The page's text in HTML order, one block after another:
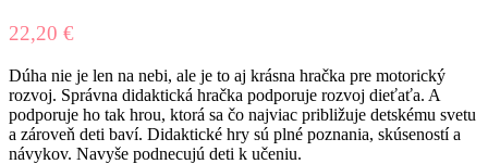
22,20 €
Dúha nie je len na nebi, ale je to aj krásna hračka pre motorický
rozvoj. Správna didaktická hračka podporuje rozvoj dieťaťa. A
podporuje ho tak hrou, ktorá sa čo najviac približuje detskému svetu
a zároveň deti baví. Didaktické hry sú plné poznania, skúseností a
návykov. Navyše podnecujú deti k učeniu.